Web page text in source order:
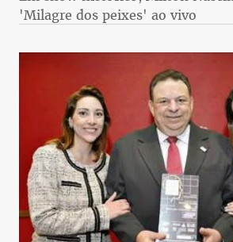
'Milagre dos peixes' ao vivo